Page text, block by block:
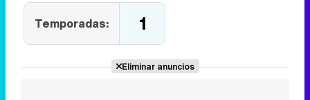
Temporadas: 1
Eliminar anuncios